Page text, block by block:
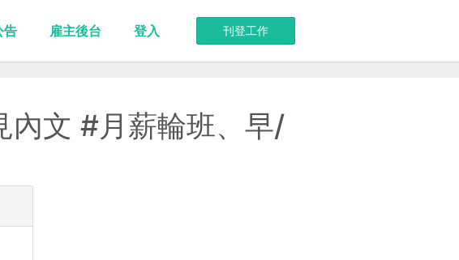
刊登工作
告 雇主後台 登入
內文 #月薪輪班、早/